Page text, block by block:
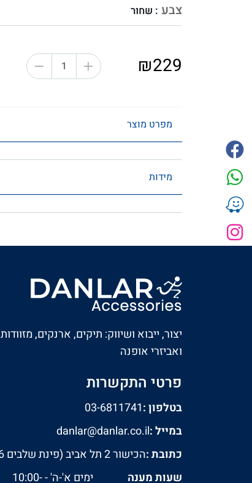
צבע : שחור
₪229
מפרט מוצר
מידות
יצור, ייבוא ושיווק: תיקים, ארנקים, מזוודות
ואביזרי אופנה
פרטי התקשרות
בטלפון :03-6811741
במייל :danlar@danlar.co.il
כתובת :הכישור 2 תל אביב (פינת שלבים 16)
שעות מענה
ימים א'-ה' - 10:00-